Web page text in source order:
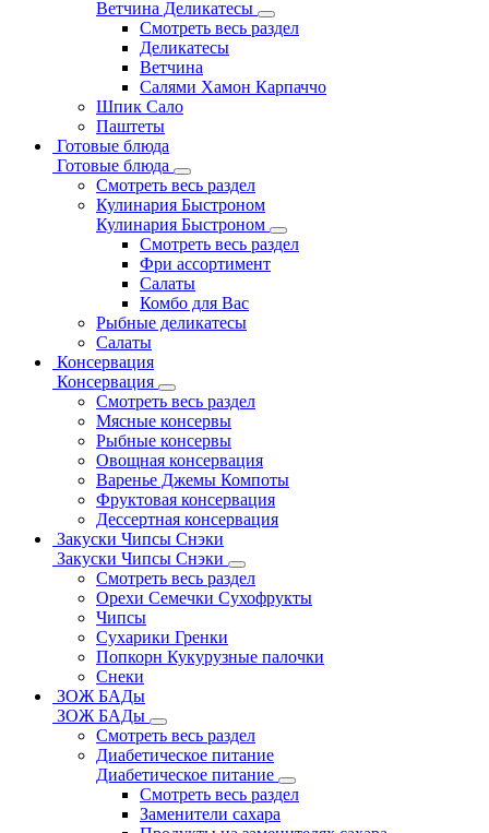
Ветчина Деликатесы
Смотреть весь раздел
Деликатесы
Ветчина
Салями Хамон Карпаччо
Шпик Сало
Паштеты
Готовые блюда
Готовые блюда
Смотреть весь раздел
Кулинария Быстроном
Кулинария Быстроном
Смотреть весь раздел
Фри ассортимент
Салаты
Комбо для Вас
Рыбные деликатесы
Салаты
Консервация
Консервация
Смотреть весь раздел
Мясные консервы
Рыбные консервы
Овощная консервация
Варенье Джемы Компоты
Фруктовая консервация
Дессертная консервация
Закуски Чипсы Снэки
Закуски Чипсы Снэки
Смотреть весь раздел
Орехи Семечки Сухофрукты
Чипсы
Сухарики Гренки
Попкорн Кукурузные палочки
Снеки
ЗОЖ БАДы
ЗОЖ БАДы
Смотреть весь раздел
Диабетическое питание
Диабетическое питание
Смотреть весь раздел
Заменители сахара